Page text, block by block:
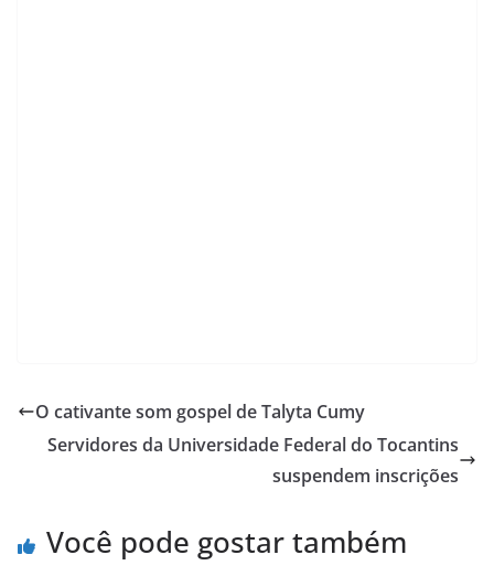
O cativante som gospel de Talyta Cumy
Servidores da Universidade Federal do Tocantins
suspendem inscrições
Você pode gostar também